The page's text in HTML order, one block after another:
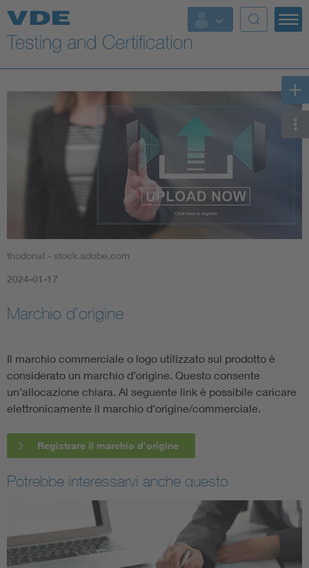
Key Topics
thodonal - stock.adobe.com
2024-01-17
Marchio d’origine
Il marchio commerciale o logo utilizzato sul prodotto è
considerato un marchio d’origine. Questo consente
un’allocazione chiara. Al seguente link è possibile caricare
elettronicamente il marchio d’origine/commerciale.
Registrare il marchio d’origine
Potrebbe interessarvi anche questo